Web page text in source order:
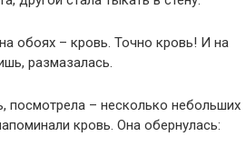
обоях – кровь. Точно кровь! И на
размазалась.
посмотрела – несколько небольших
кровь. Она обернулась: